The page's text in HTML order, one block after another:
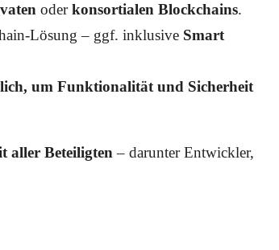
oder konsortialen Blockchains.
Lösung – ggf. inklusive Smart
um Funktionalität und Sicherheit
aller Beteiligten – darunter Entwickler,